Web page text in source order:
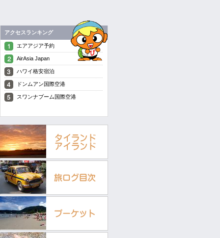
アクセスランキング
エアアジア予約
AirAsia Japan
ハワイ格安宿泊
ドンムアン国際空港
スワンナプーム国際空港